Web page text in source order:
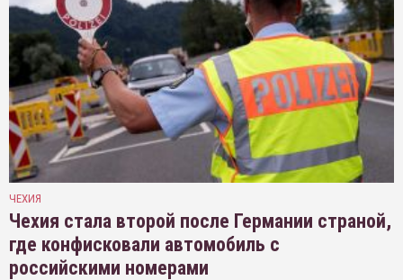
ЧЕХИЯ
Чехия стала второй после Германии страной,
где конфисковали автомобиль с
российскими номерами